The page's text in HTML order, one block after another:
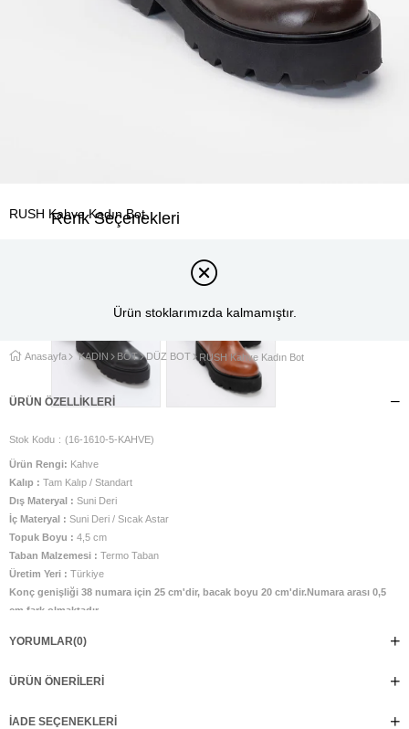
RUSH Kahve Kadın Bot
Renk Seçenekleri
Ürün stoklarımızda kalmamıştır.
Anasayfa KADIN BOT DÜZ BOT RUSH Kahve Kadın Bot
ÜRÜN ÖZELLIKLERI
Stok Kodu (16-1610-5-KAHVE)
Ürün Rengi: Kahve
Kalıp : Tam Kalıp / Standart
Dış Materyal : Suni Deri
İç Materyal : Suni Deri / Sıcak Astar
Topuk Boyu : 4,5 cm
Taban Malzemesi : Termo Taban
Üretim Yeri : Türkiye
Konç genişliği 38 numara için 25 cm'dir, bacak boyu 20 cm'dir.Numara arası 0,5
cm fark olmaktadır.
önerilmektedir%100 el işçiliği ile üretilmiştir. Günlük kullanıma uygundur.
YORUMLAR(0)
ÜRÜN ÖNERILERI
İADE SEÇENEKLERI